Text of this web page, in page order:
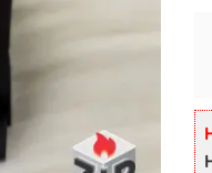
Zippo Rồng